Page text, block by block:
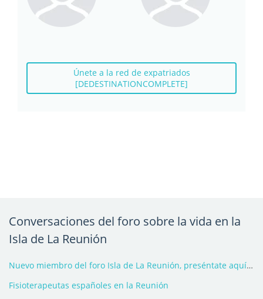
Únete a la red de expatriados
[DEDESTINATIONCOMPLETE]
Conversaciones del foro sobre la vida en la
Isla de La Reunión
Nuevo miembro del foro Isla de La Reunión, preséntate aquí - 2026
Fisioterapeutas españoles en la Reunión